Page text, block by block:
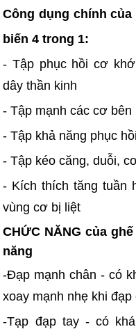
Công dụng chính
biến 4 trong 1:
- Tập phục hồi cơ
dây thần kinh
- Tập mạnh các cơ
- Tập khả năng phục
- Tập kéo căng, duỗi,
- Kích thích tăng tuần
vùng cơ bị liệt
CHỨC NĂNG của
năng
-Đạp mạnh chân - có
xoay mạnh nhẹ khi đạp
-Tạp đạp tay - có